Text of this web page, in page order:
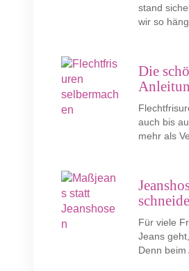
stand
wir so
Die
auch bis
mehr als
Für viele
Jeans
Denn beim